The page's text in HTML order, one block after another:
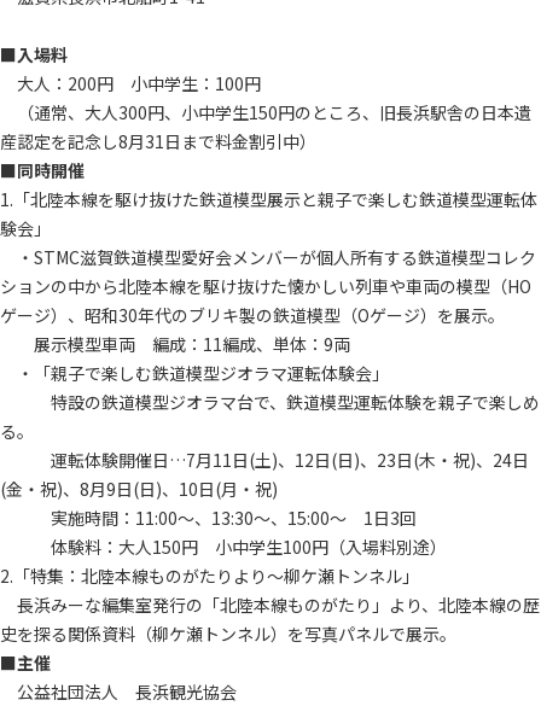
■入場料
大人：200円 小中学生：100円
（通常、大人300円、小中学生150円のところ、旧長浜駅舎の日本遺
産認定を記念し8月31日まで料金割引中）
■同時開催
1.「北陸本線を駆け抜けた鉄道模型展示と親子で楽しむ鉄道模型運転体
験会」
・STMC滋賀鉄道模型愛好会メンバーが個人所有する鉄道模型コレク
ションの中から北陸本線を駆け抜けた懐かしい列車や車両の模型（HO
ゲージ）、昭和30年代のブリキ製の鉄道模型（Oゲージ）を展示。
展示模型車両 編成：11編成、単体：9両
・「親子で楽しむ鉄道模型ジオラマ運転体験会」
特設の鉄道模型ジオラマ台で、鉄道模型運転体験を親子で楽しめ
る。
運転体験開催日…7月11日(土)、12日(日)、23日(木・祝)、24日
(金・祝)、8月9日(日)、10日(月・祝)
実施時間：11:00～、13:30～、15:00～ 1日3回
体験料：大人150円 小中学生100円（入場料別途）
2.「特集：北陸本線ものがたりより～柳ケ瀬トンネル」
長浜みーな編集室発行の「北陸本線ものがたり」より、北陸本線の歴
史を探る関係資料（柳ケ瀬トンネル）を写真パネルで展示。
■主催
公益社団法人 長浜観光協会